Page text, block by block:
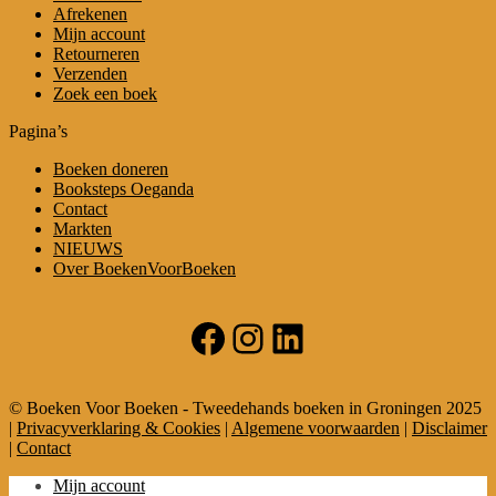
Afrekenen
Mijn account
Retourneren
Verzenden
Zoek een boek
Pagina’s
Boeken doneren
Booksteps Oeganda
Contact
Markten
NIEUWS
Over BoekenVoorBoeken
Facebook
Instagram
LinkedIn
© Boeken Voor Boeken - Tweedehands boeken in Groningen 2025
| Privacyverklaring & Cookies | Algemene voorwaarden | Disclaimer
| Contact
Mijn account